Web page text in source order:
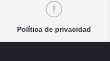
Política de privacidad